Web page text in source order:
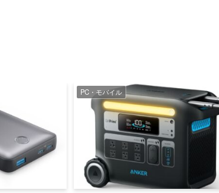
PC・モバイル